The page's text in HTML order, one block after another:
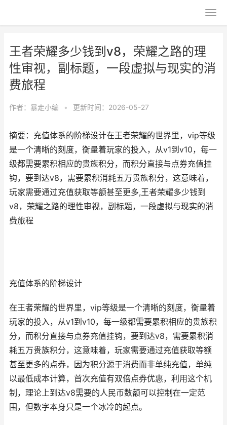
王者荣耀多少钱到v8，荣耀之路的理
性审视，副标题，一段虚拟与现实的消
费旅程
作者： 暴走小编 • 更新时间：2026-05-27
摘要：充值体系的阶梯设计在王者荣耀的世界里，vip等级
是一个清晰的刻度，衡量着玩家的投入，从v1到v10，每一
级都需要累积相应的贵族积分，而积分直接与点券充值挂
钩，要到达v8，需要累积消耗五万贵族积分，这意味着，
玩家需要通过充值获取等额甚至更多,王者荣耀多少钱到
v8，荣耀之路的理性审视，副标题，一段虚拟与现实的消
费旅程
充值体系的阶梯设计
在王者荣耀的世界里，vip等级是一个清晰的刻度，衡量着
玩家的投入，从v1到v10，每一级都需要累积相应的贵族积
分，而积分直接与点券充值挂钩，要到达v8，需要累积消
耗五万贵族积分，这意味着，玩家需要通过充值获取等额
甚至更多的点券，因为积分源于消费而非单纯充值，单纯
以最低成本计算，首次充值有双倍点券优惠，利用这个机
制，理论上到达v8需要的人民币数额可以控制在一定范
围，但数字本身只是一个冰冷的起点。